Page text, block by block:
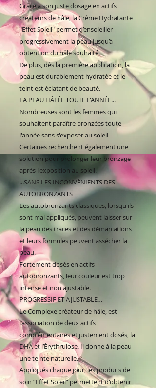
Grâce à son juste dosage en actifs
créateurs de hâle, la Crème Hydratante
"Effet Soleil" permet d’ensoleiller
progressivement la peau jusqu’à
obtention du hâle souhaité.
De plus, dès la première application, la
peau est durablement hydratée et le
teint est éclatant de beauté.
LA PEAU HÂLÉE TOUTE L'ANNÉE...
Nombreuses sont les femmes qui
souhaitent paraître bronzées toute
l'année sans s'exposer au soleil.
Certaines recherchent également une
solution pour prolonger leur bronzage
aprés l'exposition au soleil.
...SANS LES INCONVÉNIENTS DES
AUTOBRONZANTS
Les autobronzants classiques, lorsqu'ils
sont mal appliqués, peuvent laisser sur
la peau des traces et des démarcations
et leurs formules peuvent assécher la
peau.
Fortement dosés en actifs
autobronzants, leur couleur est trop
intense et non ajustable.
PROGRESSIF ET AJUSTABLE…
Le Complexe créateur de hâle, est
l’association de deux actifs
complémentaires et justement dosés, la
DHA et l’Érythrulose. Il donne à la peau
une teinte naturelle.
Appliqués chaque jour, les produits de
soin “Effet Soleil” permettent d'obtenir